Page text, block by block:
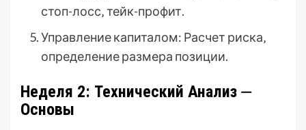
стоп-лосс‚ тейк-профит.
Управление капиталом: Расчет риска‚
определение размера позиции.
Неделя 2: Технический Анализ ⏤
Основы